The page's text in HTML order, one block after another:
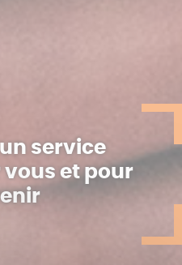
un service
et pour